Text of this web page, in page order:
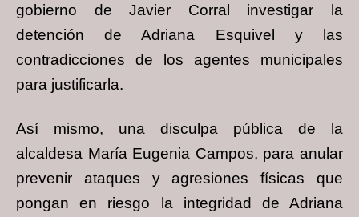
gobierno de Javier Corral investigar la
detención de Adriana Esquivel y las
contradicciones de los agentes municipales
para justificarla.
Así mismo, una disculpa pública de la
alcaldesa María Eugenia Campos, para anular
prevenir ataques y agresiones físicas que
pongan en riesgo la integridad de Adriana